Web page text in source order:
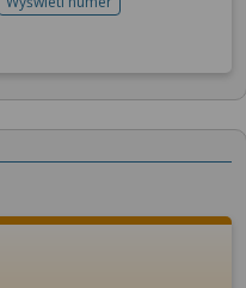
telefonu do rejestracji